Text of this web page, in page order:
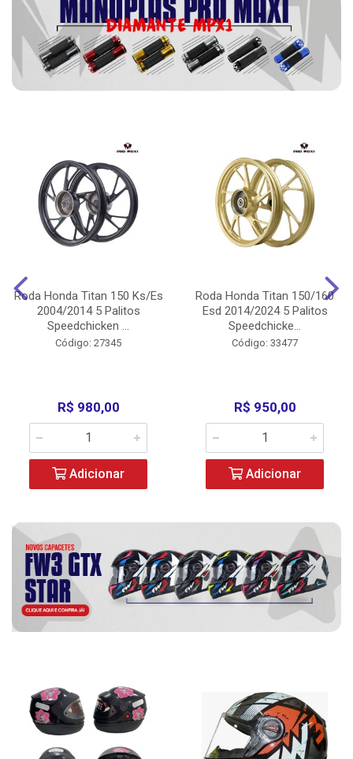
Roda Honda Titan 150 Ks/Es
2004/2014 5 Palitos
Speedchicken ...
Código: 27345
R$ 980,00
Adicionar
Roda Honda Titan 150/160
Esd 2014/2024 5 Palitos
Speedchicke...
Código: 33477
R$ 950,00
Adicionar